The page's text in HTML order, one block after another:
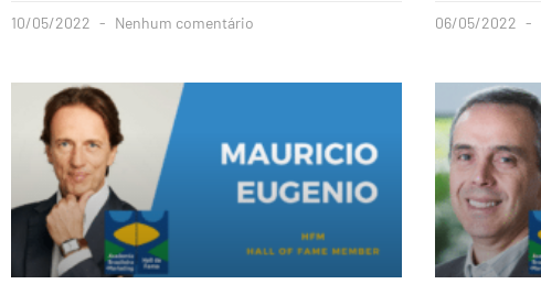
10/05/2022 Nenhum comentário 06/05/2022